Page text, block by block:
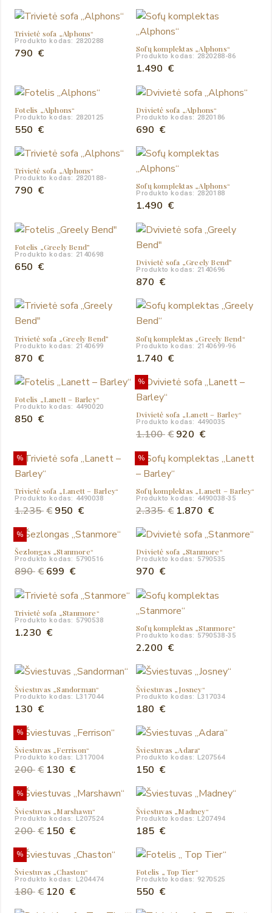
Trivietė sofa „Alphons“
Produkto kodas: 2820288
790 € Sofų komplektas „Alphons“
Produkto kodas: 2820288-86
1.490 €
Fotelis „Alphons“
Produkto kodas: 2820125
550 €
Dvivietė sofa „Alphons“
Produkto kodas: 2820186
690 €
Trivietė sofa „Alphons“
Produkto kodas: 2820188-
790 € Sofų komplektas „Alphons“
Produkto kodas: 2820188
1.490 €
Fotelis „Greely Bend”
Produkto kodas: 2140698
650 € Dvivietė sofa „Greely Bend”
Produkto kodas: 2140696
870 €
Trivietė sofa „Greely Bend”
Produkto kodas: 2140699
870 €
Sofų komplektas „Greely Bend“
Produkto kodas: 2140699-96
1.740 €
Fotelis „Lanett – Barley“
Produkto kodas: 4490020
850 €
%
Dvivietė sofa „Lanett – Barley“
Produkto kodas: 4490035
1.100€ Original
was:
920 €Current
is:
%
Trivietė sofa „Lanett – Barley“
Produkto kodas: 4490038
1.235€ Original
was:
1.235 €.
950 €Current
is:
950 €.
%
Sofų komplektas „Lanett – Barley“
Produkto kodas: 4490038-35
2.335€ Original
was:
2.335 €.
1.870 €Current
is:
1.870 €.
%
Šezlongas „Stanmore“
Produkto kodas: 5790516
890€ Original
was:
890 €.
699 €Current
is:
699 €.
Dvivietė sofa „Stanmore“
Produkto kodas: 5790535
970 €
Trivietė sofa „Stanmore“
Produkto kodas: 5790538
1.230 € Sofų komplektas „Stanmore“
Produkto kodas: 5790538-35
2.200 €
Šviestuvas „Sandorman“
Produkto kodas: L317044
130 €
Šviestuvas „Josney“
Produkto kodas: L317034
180 €
%
Šviestuvas „Ferrison“
Produkto kodas: L317004
200€ Original
was:
200 €.
130 €Current
is:
130 €.
Šviestuvas „Adara“
Produkto kodas: L207564
150 €
%
Šviestuvas „Marshawn“
Produkto kodas: L207524
200€ Original
was:
200 €.
150 €Current
is:
150 €.
Šviestuvas „Madney“
Produkto kodas: L207494
185 €
%
Šviestuvas „Chaston“
Produkto kodas: L204474
180€ Original
120 €Current
Fotelis „ Top Tier“
Produkto kodas: 9270525
550 €